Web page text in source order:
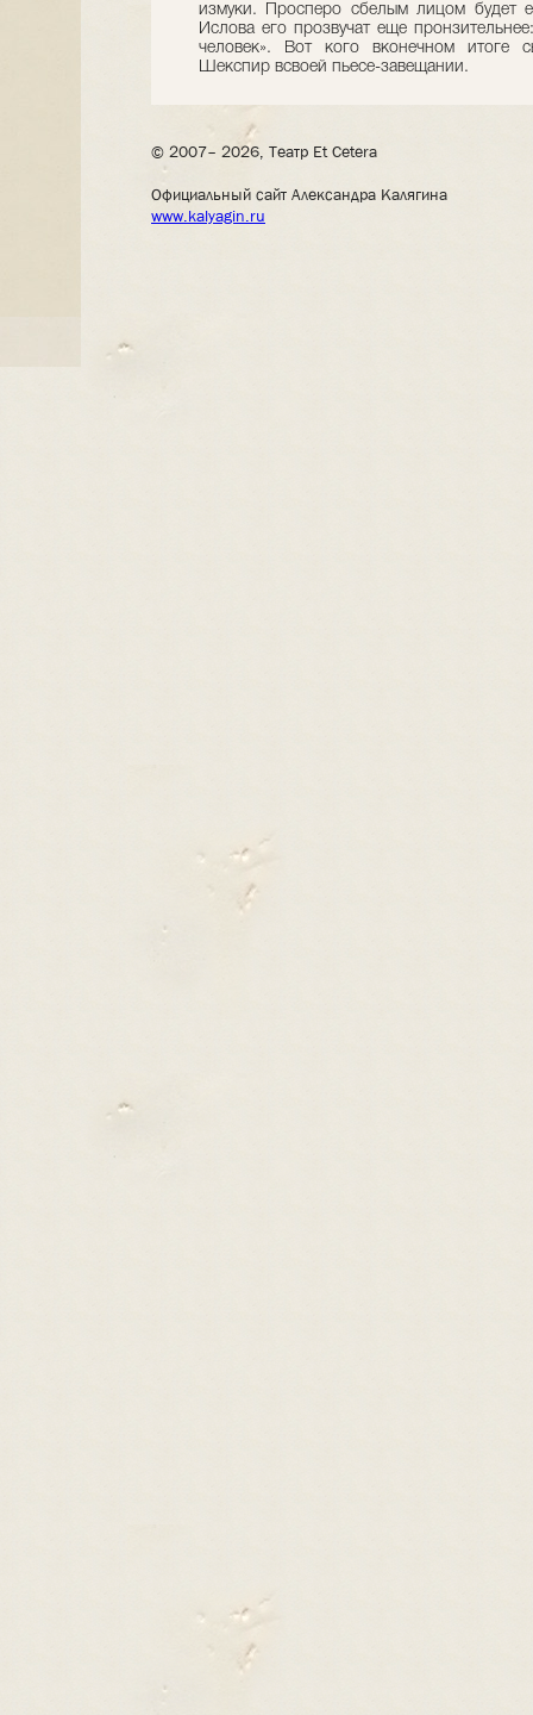
измуки. Просперо сбелым лицом будет
Ислова его прозвучат еще
человек». Вот кого вконечном итоге
Шекспир всвоей пьесе-завещании.
© 2007– 2026, Театр Et Cetera
Официальный сайт Александра Калягина
www.kalyagin.ru